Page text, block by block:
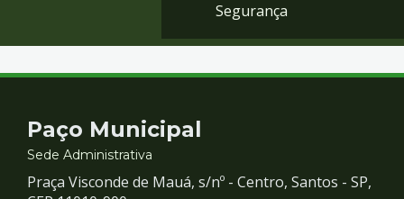
Segurança
Contato
e
Paço Municipal
Sede Administrativa
Praça Visconde de Mauá, s/nº - Centro, Santos - SP,